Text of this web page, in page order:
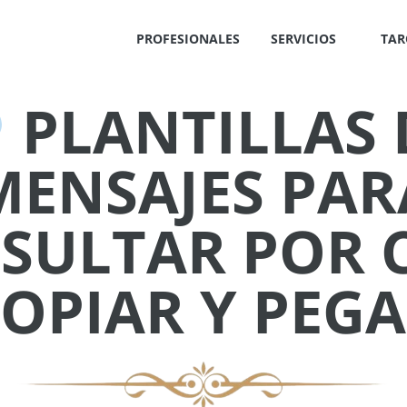
PROFESIONALES SERVICIOS
PLANTILLAS
POR
Y
✕